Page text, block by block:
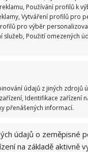
Používání profilů k
Vytváření profilů pro
pro výběr
služeb, Použití omezených
údajů z jiných zdrojů
Identifikace zařízení
přenášených informací.
údajů o zeměpisné
na základě aktivně
palet dokáže podle
vylepšení. Lze ho
stejně jako o
bez ohledu
A kolik stojí?
jsou často